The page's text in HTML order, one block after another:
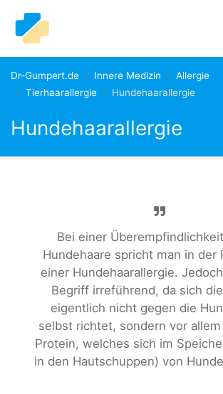
Dr-Gumpert.de Innere Medizin
Allergie
Tierhaarallergie
Hundehaarallergie
Hundehaarallergie
Bei einer
Hundehaare spricht man in der
einer Hundehaarallergie.
Begriff irreführend, da sich
eigentlich nicht gegen die
selbst richtet, sondern vor
Protein, welches sich im
in den Hautschuppen) von